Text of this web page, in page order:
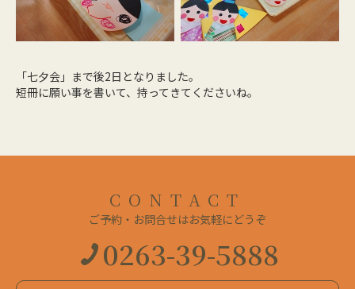
「七夕会」まで後2日となりました。
短冊に願い事を書いて、持ってきてくださいね。
CONTACT
ご予約・お問合せはお気軽にどうぞ
0263-39-5888